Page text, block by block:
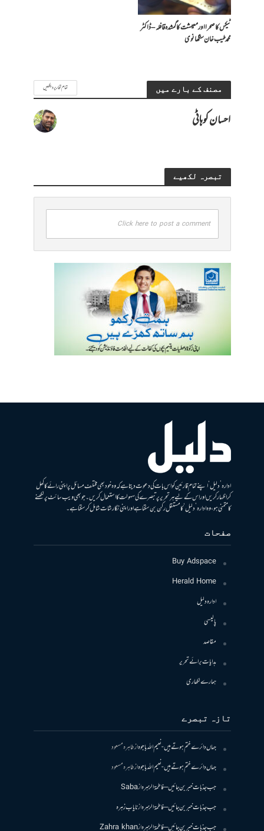
ٹیکس کا صحرا اور معیشت کا گمشدہ قافلہ – ڈاکٹر
محمد طیب خان سنگھانوی
مصنف کے بارے میں تمام تحاریر دیکھیں
احسان کوہاٹی
تبصرہ لکھیے
Click here to post a comment
ادارہ ’دلیل‘ اپنے تمام قارئین کو اس بات کی دعوت دیتا ہے کہ وہ خود بھی مختلف مسائل پر اپنی رائے کا کھل
کر اظہار کریں اور اس کے لیے ہر تحریر پر تبصرے کی سہولت کا استعمال کریں۔ جو بھی ویب سائٹ پر لکھنے
کا متمنی ہو، وہ ادارہ ’دلیل‘ کا مستقل رکن بن سکتا ہے اور اپنی نگارشات شامل کرسکتا ہے۔
صفحات
Buy Adspace
Herald Home
ادارہ دلیل
پالیسی
مقاصد
ہدایات برائے تحریر
ہمارے لکھاری
تازہ تبصرے
جہاں دائرے ختم ہوتے ہیں- نعیم اللہ باجوہازطاہرہ مسعود
جہاں دائرے ختم ہوتے ہیں- نعیم اللہ باجوہازطاہرہ مسعود
جب جذبات خبر بن جائیں – فاطمۃالزہرہازSaba
جب جذبات خبر بن جائیں – فاطمۃالزہرہازنایاب زہرہ
جب جذبات خبر بن جائیں – فاطمۃالزہرہازZahra khan